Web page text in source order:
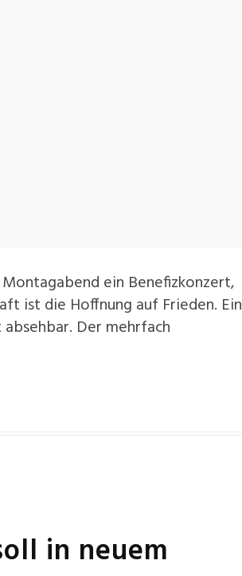
ein Benefizkonzert,
ist die Hoffnung auf Frieden. Ein
Der mehrfach
in neuem